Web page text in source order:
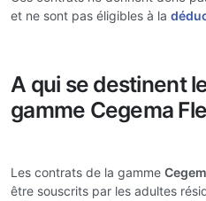
et ne sont pas éligibles à la
A qui se destinent
gamme Cegema
Les contrats de la gamme
être souscrits par les adultes